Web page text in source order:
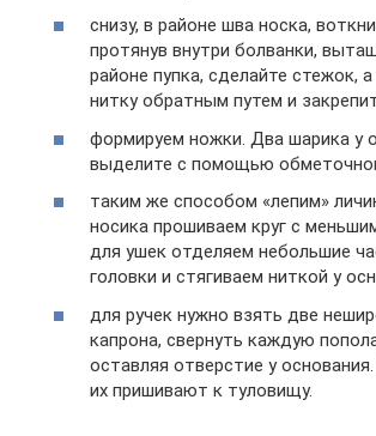
снизу, в районе шва носка,
протянув внутри болванки,
районе пупка, сделайте стежок,
нитку обратным путем и
формируем ножки. Два шарика у
выделите с помощью
таким же способом «лепим»
носика прошиваем круг с
для ушек отделяем небольшие
головки и стягиваем ниткой у
для ручек нужно взять две
капрона, свернуть каждую
оставляя отверстие у
их пришивают к туловищу.